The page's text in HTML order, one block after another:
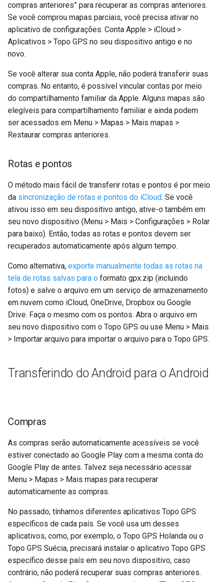
Compras
Rotas e pontos
o Android
Compras
Rotas e pontos
compras anteriores” para recuperar as compras anteriores.
Se você comprou mapas parciais, você precisa ativar no
aplicativo de configurações: Conta Apple > iCloud >
Aplicativos > Topo GPS no seu dispositivo antigo e no
novo.
Se você alterar sua conta Apple, não poderá transferir suas
compras. No entanto, é possível vincular contas por meio
do compartilhamento familiar da Apple. Alguns mapas são
elegíveis para compartilhamento familiar e ainda podem
ser acessados em Menu > Mapas > Mais mapas >
Restaurar compras anteriores.
Rotas e pontos
O método mais fácil de transferir rotas e pontos é por meio
da sincronização de rotas e pontos do iCloud. Se você
ativou isso em seu dispositivo antigo, ative-o também em
seu novo dispositivo (Menu > Mais > Configurações > Rolar
para baixo). Então, todas as rotas e pontos devem ser
recuperados automaticamente após algum tempo.
Como alternativa, exporte manualmente todas as rotas na
tela de rotas salvas para o formato gpx.zip (incluindo
fotos) e salve o arquivo em um serviço de armazenamento
em nuvem como iCloud, OneDrive, Dropbox ou Google
Drive. Faça o mesmo com os pontos. Abra o arquivo em
seu novo dispositivo com o Topo GPS ou use Menu > Mais
> Importar arquivo para importar o arquivo para o Topo GPS.
Transferindo do Android para o Android
Compras
As compras serão automaticamente acessíveis se você
estiver conectado ao Google Play com a mesma conta do
Google Play de antes. Talvez seja necessário acessar
Menu > Mapas > Mais mapas para recuperar
automaticamente as compras.
No passado, tínhamos diferentes aplicativos Topo GPS
específicos de cada país. Se você usa um desses
aplicativos, como, por exemplo, o Topo GPS Holanda ou o
Topo GPS Suécia, precisará instalar o aplicativo Topo GPS
específico desse país em seu novo dispositivo, caso
contrário, não poderá recuperar suas compras anteriores.